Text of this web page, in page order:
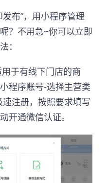
布”，用小程序管理
？不用急~你可以立即
：
用于有线下门店的商
程序账号-选择主营类
注册，按照要求填写
开通微信认证。